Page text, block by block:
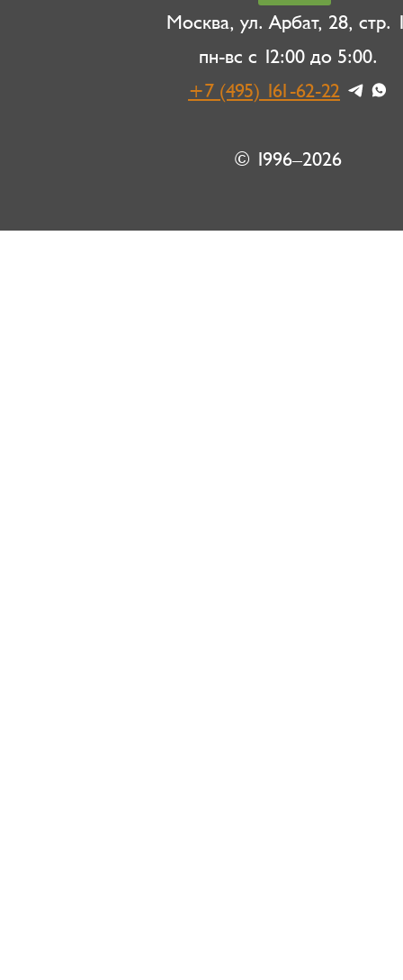
Москва, ул. Арбат, 28, стр.
пн-вс с 12:00 до 5:00.
+7 (495) 161-62-22
© 1996–2026